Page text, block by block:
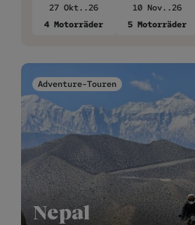
27 Okt..26
4 Motorräder
10 Nov..26
5 Motorräder
Adventure-Touren
Nepal